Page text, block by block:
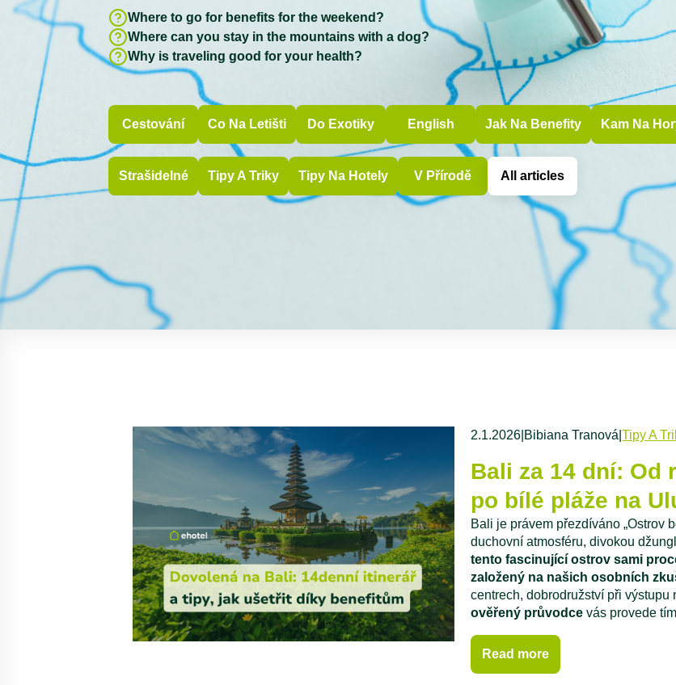
Where to go for benefits for the weekend?
Where can you stay in the mountains with a dog?
Why is traveling good for your health?
Cestování Co Na Letišti Do Exotiky English Jak Na Benefity Kam Na
Strašidelné Tipy A Triky Tipy Na Hotely V Přírodě All articles
2.1.2026 Bibiana Tranová |Tipy A
Bali za 14 dní: Od
po bílé pláže na
Bali je právem přezdíváno „Ostrov
duchovní atmosféru, divokou
tento fascinující ostrov sami
založený na našich osobních
centrech, dobrodružství při
ověřený průvodce vás provede
Read more